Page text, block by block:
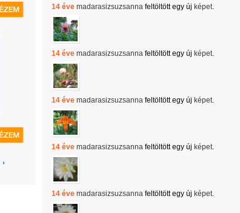
14 éve madarasizsuzsannafeltöltött egy új képet.
14 éve madarasizsuzsannafeltöltött egy új képet.
14 éve madarasizsuzsannafeltöltött egy új képet.
14 éve madarasizsuzsannafeltöltött egy új képet.
14 éve madarasizsuzsannafeltöltött egy új képet.